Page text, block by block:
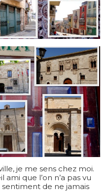
je me sens chez moi.
ami que l’on n’a pas vu
de ne jamais